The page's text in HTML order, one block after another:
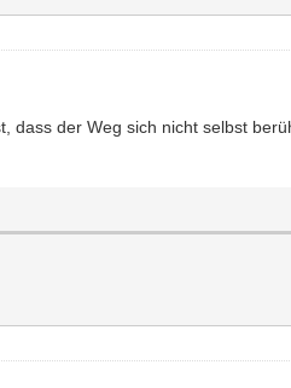
der Weg sich nicht selbst